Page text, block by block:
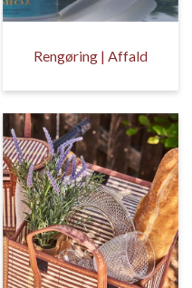
Rengøring | Affald